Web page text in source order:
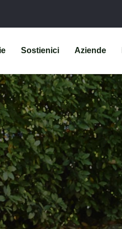
Sostienici Aziende